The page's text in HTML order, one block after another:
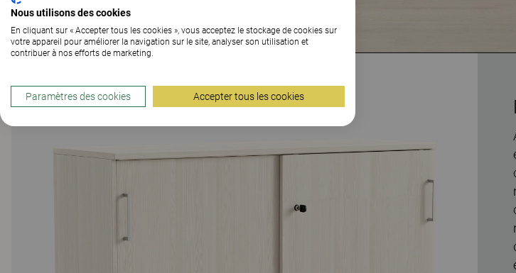
Nous utilisons des cookies
En cliquant sur « Accepter tous les cookies », vous acceptez le stockage de cookies sur
votre appareil pour améliorer la navigation sur le site, analyser son utilisation et
contribuer à nos efforts de marketing.
Paramètres des cookies Accepter tous les cookies